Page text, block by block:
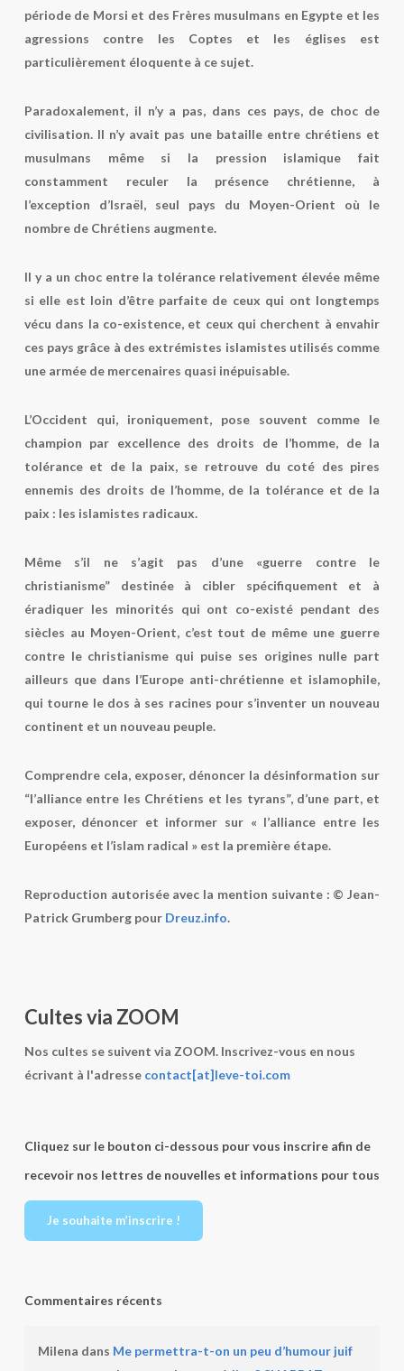
période de Morsi et des Frères musulmans en Egypte et les
agressions contre les Coptes et les églises est
particulièrement éloquente à ce sujet.
Paradoxalement, il n’y a pas, dans ces pays, de choc de
civilisation. Il n’y avait pas une bataille entre chrétiens et
musulmans même si la pression islamique fait
constamment reculer la présence chrétienne, à
l’exception d’Israël, seul pays du Moyen-Orient où le
nombre de Chrétiens augmente.
Il y a un choc entre la tolérance relativement élevée même
si elle est loin d’être parfaite de ceux qui ont longtemps
vécu dans la co-existence, et ceux qui cherchent à envahir
ces pays grâce à des extrémistes islamistes utilisés comme
une armée de mercenaires quasi inépuisable.
L’Occident qui, ironiquement, pose souvent comme le
champion par excellence des droits de l’homme, de la
tolérance et de la paix, se retrouve du coté des pires
ennemis des droits de l’homme, de la tolérance et de la
paix : les islamistes radicaux.
Même s’il ne s’agit pas d’une «guerre contre le
christianisme” destinée à cibler spécifiquement et à
éradiquer les minorités qui ont co-existé pendant des
siècles au Moyen-Orient, c’est tout de même une guerre
contre le christianisme qui puise ses origines nulle part
ailleurs que dans l’Europe anti-chrétienne et islamophile,
qui tourne le dos à ses racines pour s’inventer un nouveau
continent et un nouveau peuple.
Comprendre cela, exposer, dénoncer la désinformation sur
“l’alliance entre les Chrétiens et les tyrans”, d’une part, et
exposer, dénoncer et informer sur « l’alliance entre les
Européens et l’islam radical » est la première étape.
Reproduction autorisée avec la mention suivante : © Jean-
Patrick Grumberg pour Dreuz.info.
Cultes via ZOOM
Nos cultes se suivent via ZOOM. Inscrivez-vous en nous
écrivant à l'adresse contact[at]leve-toi.com
Cliquez sur le bouton ci-dessous pour vous inscrire afin de
recevoir nos lettres de nouvelles et informations pour tous
Je souhaite m’inscrire !
Commentaires récents
Milena dans Me permettra-t-on un peu d’humour juif